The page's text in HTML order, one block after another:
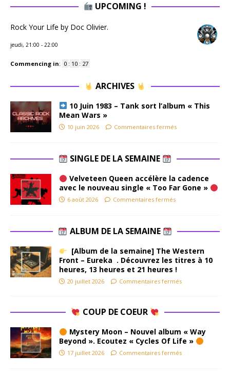
UPCOMING !
Rock Your Life by Doc Olivier.
jeudi, 21:00 - 22:00
Commencing in: 0 : 10 : 26
ARCHIVES
10 Juin 1983 – Tank sort l’album « This
Mean Wars »
10 juin 2026 Commentaires fermés
SINGLE DE LA SEMAINE
Velveteen Queen accélère la cadence
avec le nouveau single « Too Far Gone »
6 août 2026 Commentaires fermés
ALBUM DE LA SEMAINE
[Album de la semaine] The Western
Front – Eureka . Découvrez les titres à 10
heures, 13 heures et 21 heures !
20 juillet 2026 Commentaires fermés
COUP DE COEUR
Mystery Moon – Nouvel album « Way
Beyond ». Ecoutez « Cycles Of Life »
17 juillet 2026 Commentaires fermés